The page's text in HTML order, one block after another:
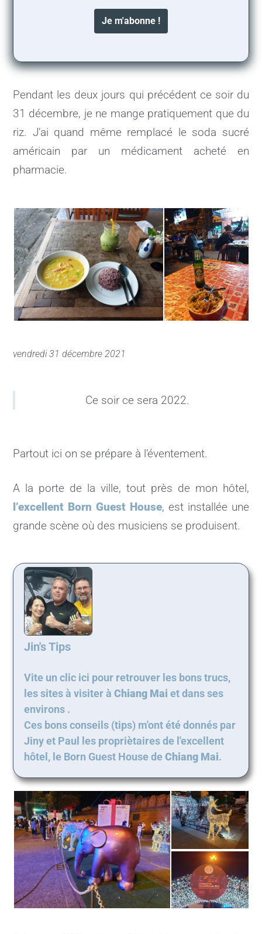
Pendant les deux jours qui précédent ce soir du
31 décembre, je ne mange pratiquement que du
riz. J’ai quand même remplacé le soda sucré
américain par un médicament acheté en
pharmacie.
vendredi 31 décembre 2021
Ce soir ce sera 2022.
Partout ici on se prépare à l’éventement.
A la porte de la ville, tout près de mon hôtel,
l’excellent Born Guest House, est installée une
grande scène où des musiciens se produisent.
Jin's Tips
Vite un clic ici pour retrouver les bons trucs,
les sites à visiter à Chiang Mai et dans ses
environs .
Ces bons conseils (tips) m'ont été donnés par
Jiny et Paul les propriètaires de l'excellent
hôtel, le Born Guest House deChiang Mai.